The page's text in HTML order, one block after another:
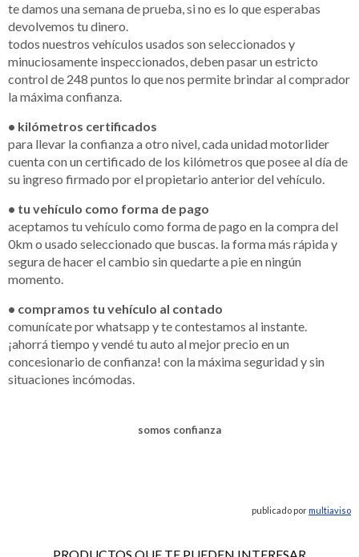
te damos una semana de prueba, si no es lo que esperabas
devolvemos tu dinero.
todos nuestros vehículos usados son seleccionados y
minuciosamente inspeccionados, deben pasar un estricto
control de 248 puntos lo que nos permite brindar al comprador
la máxima confianza.
• kilómetros certificados
para llevar la confianza a otro nivel, cada unidad motorlider
cuenta con un certificado de los kilómetros que posee al día de
su ingreso firmado por el propietario anterior del vehículo.
• tu vehículo como forma de pago
aceptamos tu vehículo como forma de pago en la compra del
0km o usado seleccionado que buscas. la forma más rápida y
segura de hacer el cambio sin quedarte a pie en ningún
momento.
• compramos tu vehículo al contado
comunícate por whatsapp y te contestamos al instante.
¡ahorrá tiempo y vendé tu auto al mejor precio en un
concesionario de confianza! con la máxima seguridad y sin
situaciones incómodas.
somos confianza
publicado pormultiaviso